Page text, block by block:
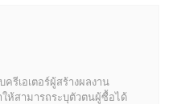
รีเอเตอร์ผู้สร้างผลงาน
ห้สามารถระบุตัวตนผู้ซื้อได้